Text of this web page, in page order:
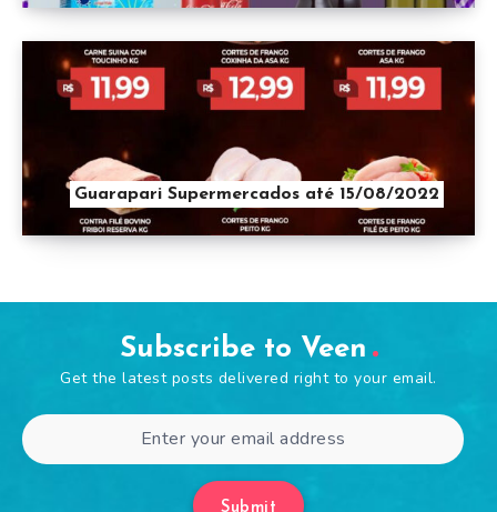
Guarapari Supermercados até 15/08/2022
Subscribe to Veen
Get the latest posts delivered right to your email.
Submit